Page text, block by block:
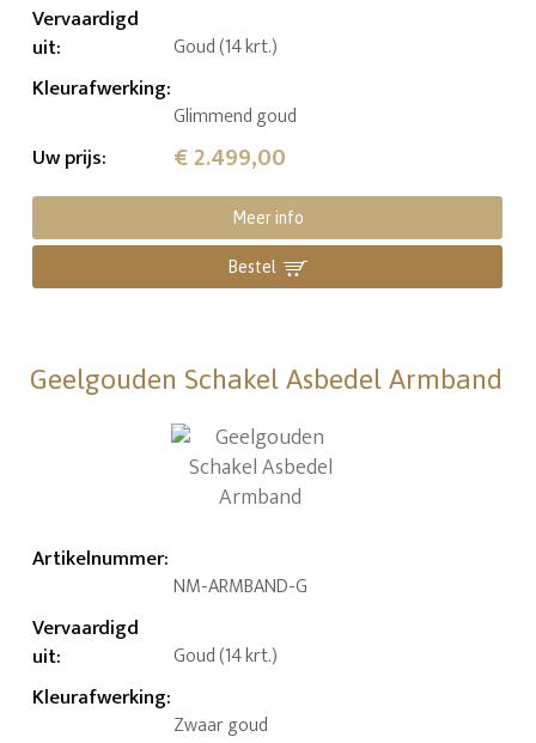
Vervaardigd
uit: Goud (14 krt.)
Kleurafwerking:
Glimmend goud
Uw prijs: € 2.499,00
Meer info
Bestel
Geelgouden Schakel Asbedel Armband
Artikelnummer:
NM-ARMBAND-G
Vervaardigd
uit: Goud (14 krt.)
Kleurafwerking:
Zwaar goud